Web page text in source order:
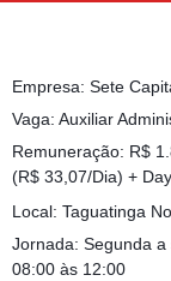
Empresa: Sete
Vaga: Auxiliar
Remuneração: R$
(R$ 33,07/Dia) +
Local: Taguatinga
Jornada: Segunda
08:00 às 12:00